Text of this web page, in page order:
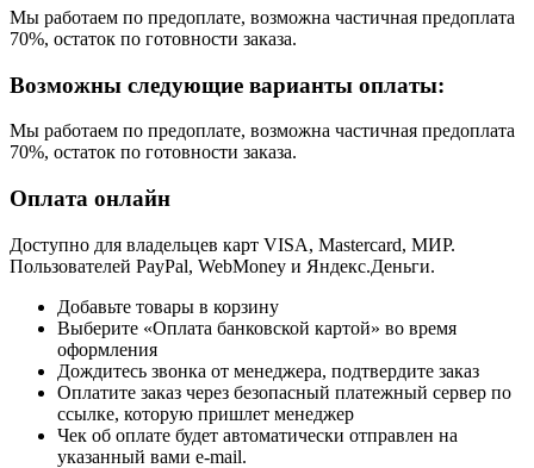
Мы работаем по предоплате, возможна частичная предоплата
70%, остаток по готовности заказа.
Возможны следующие варианты оплаты:
Мы работаем по предоплате, возможна частичная предоплата
70%, остаток по готовности заказа.
Оплата онлайн
Доступно для владельцев карт VISA, Mastercard, МИР.
Пользователей PayPal, WebMoney и Яндекс.Деньги.
Добавьте товары в корзину
Выберите «Оплата банковской картой» во время
оформления
Дождитесь звонка от менеджера, подтвердите заказ
Оплатите заказ через безопасный платежный сервер по
ссылке, которую пришлет менеджер
Чек об оплате будет автоматически отправлен на
указанный вами e-mail.